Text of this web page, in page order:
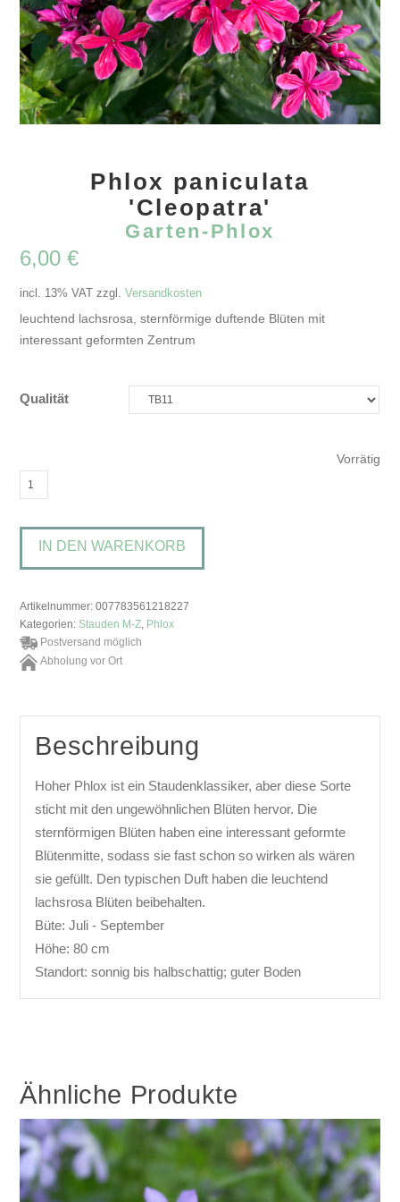
Phlox paniculata
'Cleopatra'
Garten-Phlox
6,00€
incl. 13% VAT zzgl.Versandkosten
leuchtend lachsrosa, sternförmige duftende Blüten mit
interessant geformten Zentrum
Qualität
Vorrätig
Phlox
'Cleopatra'Garten-
Phlox
Menge
IN DEN WARENKORB
Artikelnummer:007783561218227
Kategorien: Stauden M-Z Phlox
Postversand möglich
Abholung vor Ort
Beschreibung
Hoher Phlox ist ein Staudenklassiker, aber diese Sorte
sticht mit den ungewöhnlichen Blüten hervor. Die
sternförmigen Blüten haben eine interessant geformte
Blütenmitte, sodass sie fast schon so wirken als wären
sie gefüllt. Den typischen Duft haben die leuchtend
lachsrosa Blüten beibehalten.
Büte: Juli - September
Höhe: 80 cm
Standort: sonnig bis halbschattig; guter Boden
Ähnliche Produkte